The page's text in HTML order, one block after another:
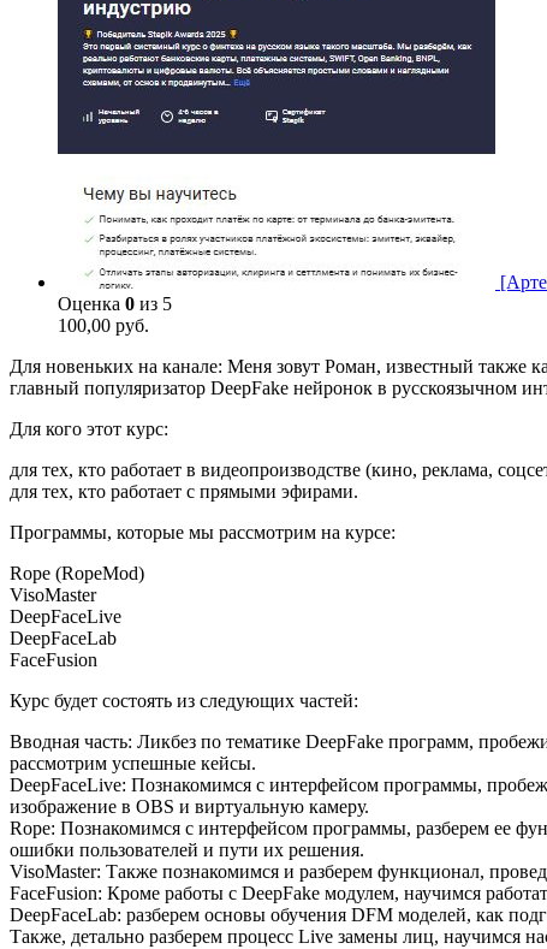
Оценка 0 из 5
100,00 руб.
Для новеньких на канале: Меня зовут Роман, известный также
главный популяризатор DeepFake нейронок в русскоязычном
Для кого этот курс:
для тех, кто работает в видеопроизводстве (кино, реклама,
для тех, кто работает с прямыми эфирами.
Программы, которые мы рассмотрим на курсе:
Rope (RopeMod)
VisoMaster
DeepFaceLive
DeepFaceLab
FaceFusion
Курс будет состоять из следующих частей:
Вводная часть: Ликбез по тематике DeepFake программ,
рассмотрим успешные кейсы.
DeepFaceLive: Познакомимся с интерфейсом программы,
изображение в OBS и виртуальную камеру.
Rope: Познакомимся с интерфейсом программы, разберем ее
ошибки пользователей и пути их решения.
VisoMaster: Также познакомимся и разберем функционал,
FaceFusion: Кроме работы с DeepFake модулем, научимся
DeepFaceLab: разберем основы обучения DFM моделей, как
Также, детально разберем процесс Live замены лиц, научимся